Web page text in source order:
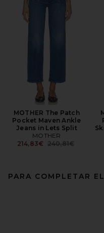
MOTHER The Patch
Pocket Maven Ankle
Jeans in Lets Split
MOTHER
214,83€ Previous price:
240,81€
PARA COMPLETAR